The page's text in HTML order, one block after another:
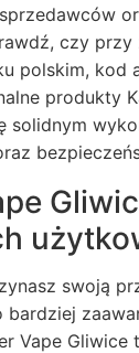
czy
polskim, kod
produkty
solidnym
swoją
bardziej
Vape Gliwice